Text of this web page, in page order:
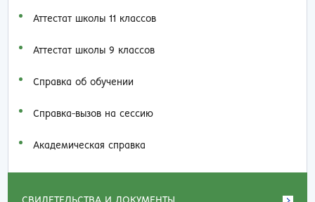
Аттестат школы 11 классов
Аттестат школы 9 классов
Справка об обучении
Справка-вызов на сессию
Академическая справка